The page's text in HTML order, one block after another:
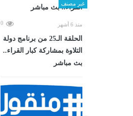
غير مصنف
منذ 6 أشهر 0
الحلقة الـ25 من برنامج دولة
التلاوة بمشاركة كبار القراء..
بث مباشر